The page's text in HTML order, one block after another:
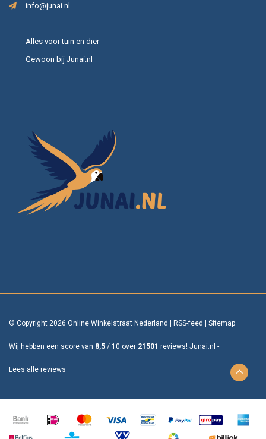
info@junai.nl
Alles voor tuin en dier
Gewoon bij Junai.nl
© Copyright 2026 Online Winkelstraat Nederland | RSS-feed | Sitemap
Wij hebben een score van 8,5 / 10 over 21501 reviews! Junai.nl -
Lees alle reviews